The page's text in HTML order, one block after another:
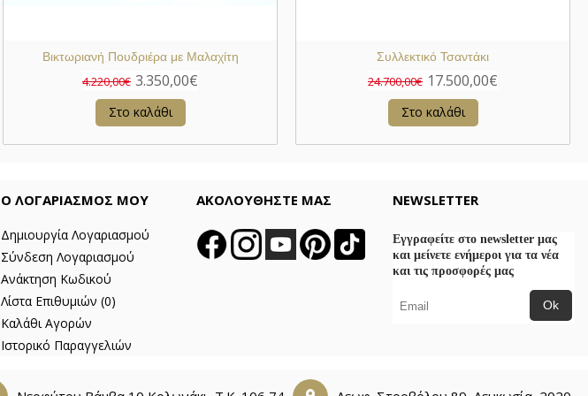
Βικτωριανή Πουδριέρα με Μαλαχίτη
4.220,00€ 3.350,00€
Στο καλάθι
Συλλεκτικό Τσαντάκι
24.700,00€ 17.500,00€
Στο καλάθι
Ο ΛΟΓΑΡΙΑΣΜΟΣ ΜΟΥ
Δημιουργία Λογαριασμού
Σύνδεση Λογαριασμού
Ανάκτηση Κωδικού
Λίστα Επιθυμιών (0)
Καλάθι Αγορών
Ιστορικό Παραγγελιών
ΑΚΟΛΟΥΘΗΣΤΕ ΜΑΣ NEWSLETTER
Εγγραφείτε στο newsletter μας
και μείνετε ενήμεροι για τα νέα
και τις προσφορές μας
Ok